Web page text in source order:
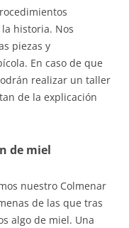
historia. Nos
piezas y
En caso de que
realizar un taller
de la explicación
de miel
nuestro Colmenar
de las que tras
algo de miel. Una